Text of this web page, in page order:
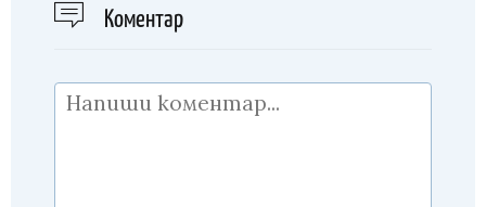
Kоментар